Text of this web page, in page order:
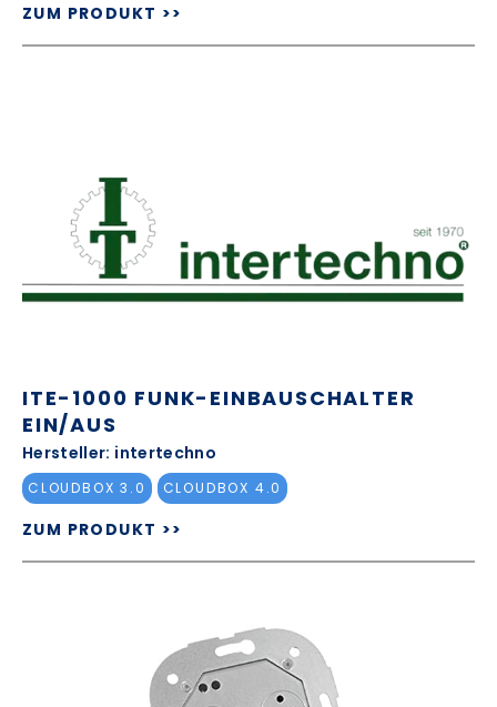
ZUM PRODUKT >>
ITE-1000 FUNK-EINBAUSCHALTER
EIN/AUS
Hersteller: intertechno
CLOUDBOX 3.0 CLOUDBOX 4.0
ZUM PRODUKT >>